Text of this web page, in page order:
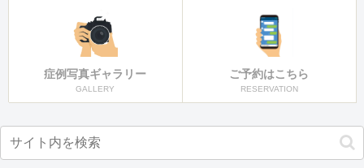
症例写真ギャラリー
GALLERY
ご予約はこちら
RESERVATION